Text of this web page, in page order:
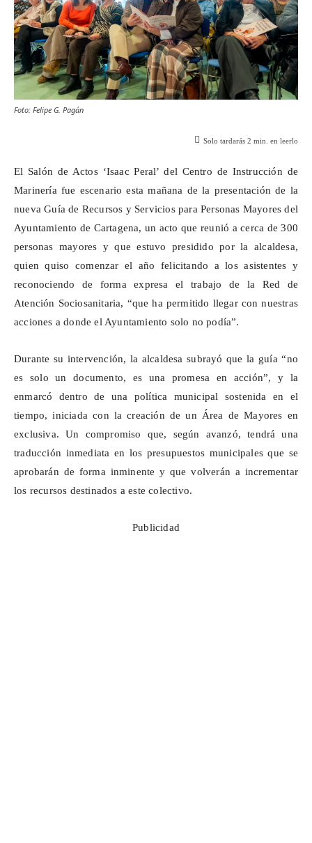
Foto: Felipe G. Pagán
Solo tardarás 2 min. en leerlo
El Salón de Actos ‘Isaac Peral’ del Centro de Instrucción de
Marinería fue escenario esta mañana de la presentación de la
nueva Guía de Recursos y Servicios para Personas Mayores del
Ayuntamiento de Cartagena, un acto que reunió a cerca de 300
personas mayores y que estuvo presidido por la alcaldesa,
quien quiso comenzar el año felicitando a los asistentes y
reconociendo de forma expresa el trabajo de la Red de
Atención Sociosanitaria, “que ha permitido llegar con nuestras
acciones a donde el Ayuntamiento solo no podía”.
Durante su intervención, la alcaldesa subrayó que la guía “no
es solo un documento, es una promesa en acción”, y la
enmarcó dentro de una política municipal sostenida en el
tiempo, iniciada con la creación de un Área de Mayores en
exclusiva. Un compromiso que, según avanzó, tendrá una
traducción inmediata en los presupuestos municipales que se
aprobarán de forma inminente y que volverán a incrementar
los recursos destinados a este colectivo.
Publicidad